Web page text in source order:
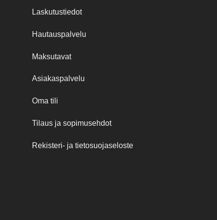
Laskutustiedot
Hautauspalvelu
Maksutavat
Asiakaspalvelu
Oma tili
Tilaus ja sopimusehdot
Rekisteri- ja tietosuojaseloste